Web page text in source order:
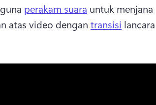
perakam suara untuk menjana
atas video dengan transisi lancara